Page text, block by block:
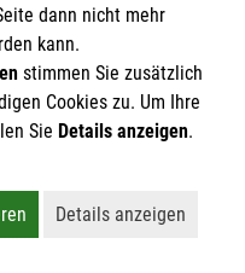
| Datenschutz
dann nicht mehr
kann.
stimmen Sie zusätzlich
Cookies zu. Um Ihre
Sie Details anzeigen.
Cookies ab
alle Cookies
Details anzeigen